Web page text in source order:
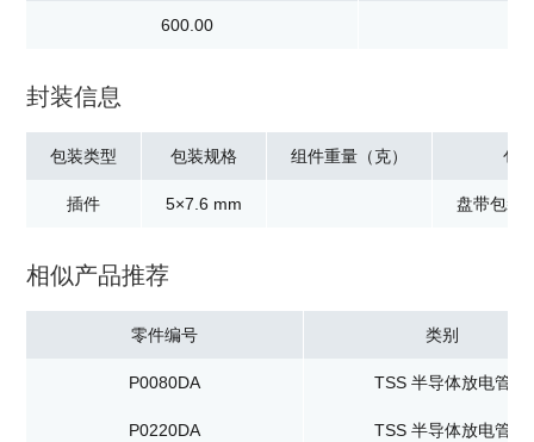
600.00
封装信息
包装类型
插件
包装规格
5×7.6 mm
组件重量（克） 包
盘带包装
相似产品推荐
零件编号 类别
P0080DA TSS 半导体放电管
P0220DA TSS 半导体放电管